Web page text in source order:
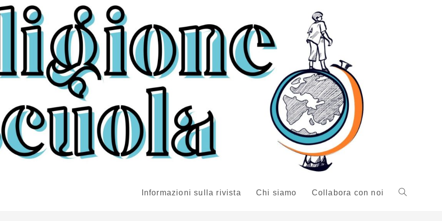
Informazioni sulla rivista Chi siamo Collabora con noi Attiva/